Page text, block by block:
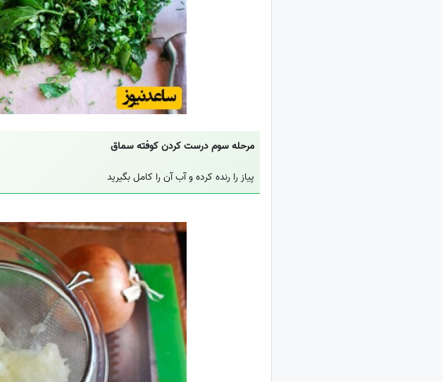
مرحله سوم درست کردن کوفته سماق
پیاز را رنده کرده و آب آن را کامل بگیرید